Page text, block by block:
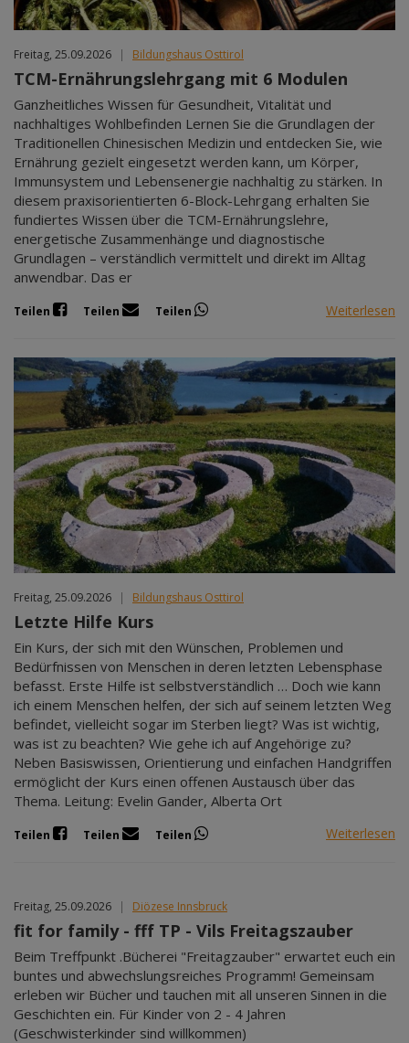
Freitag, 25.09.2026 | Bildungshaus Osttirol
TCM-Ernährungslehrgang mit 6 Modulen
Ganzheitliches Wissen für Gesundheit, Vitalität und
nachhaltiges Wohlbefinden Lernen Sie die Grundlagen der
Traditionellen Chinesischen Medizin und entdecken Sie, wie
Ernährung gezielt eingesetzt werden kann, um Körper,
Immunsystem und Lebensenergie nachhaltig zu stärken. In
diesem praxisorientierten 6-Block-Lehrgang erhalten Sie
fundiertes Wissen über die TCM-Ernährungslehre,
energetische Zusammenhänge und diagnostische
Grundlagen – verständlich vermittelt und direkt im Alltag
anwendbar. Das er
Teilen Teilen Teilen Weiterlesen
Freitag, 25.09.2026 | Bildungshaus Osttirol
Letzte Hilfe Kurs
Ein Kurs, der sich mit den Wünschen, Problemen und
Bedürfnissen von Menschen in deren letzten Lebensphase
befasst. Erste Hilfe ist selbstverständlich … Doch wie kann
ich einem Menschen helfen, der sich auf seinem letzten Weg
befindet, vielleicht sogar im Sterben liegt? Was ist wichtig,
was ist zu beachten? Wie gehe ich auf Angehörige zu?
Neben Basiswissen, Orientierung und einfachen Handgriffen
ermöglicht der Kurs einen offenen Austausch über das
Thema. Leitung: Evelin Gander, Alberta Ort
Teilen Teilen Teilen Weiterlesen
Freitag, 25.09.2026 | Diözese Innsbruck
fit for family - fff TP - Vils Freitagszauber
Beim Treffpunkt .Bücherei "Freitagzauber" erwartet euch ein
buntes und abwechslungsreiches Programm! Gemeinsam
erleben wir Bücher und tauchen mit all unseren Sinnen in die
Geschichten ein. Für Kinder von 2 - 4 Jahren
(Geschwisterkinder sind willkommen)